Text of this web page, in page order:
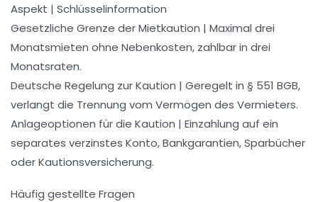
Aspekt | Schlüsselinformation
Gesetzliche Grenze der Mietkaution | Maximal drei
Monatsmieten ohne Nebenkosten, zahlbar in drei
Monatsraten.
Deutsche Regelung zur Kaution | Geregelt in § 551 BGB,
verlangt die Trennung vom Vermögen des Vermieters.
Anlageoptionen für die Kaution | Einzahlung auf ein
separates verzinstes Konto, Bankgarantien, Sparbücher
oder Kautionsversicherung.
Häufig gestellte Fragen